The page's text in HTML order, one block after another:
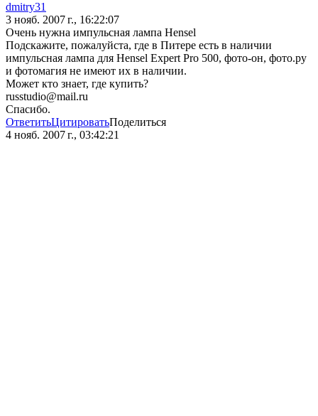
dmitry31
3 нояб. 2007 г., 16:22:07
Очень нужна импульсная лампа Hensel
Подскажите, пожалуйста, где в Питере есть в наличии
импульсная лампа для Hensel Expert Pro 500, фото-он, фото.ру
и фотомагия не имеют их в наличии.
Может кто знает, где купить?
russtudio@mail.ru
Спасибо.
ОтветитьЦитироватьПоделиться
4 нояб. 2007 г., 03:42:21